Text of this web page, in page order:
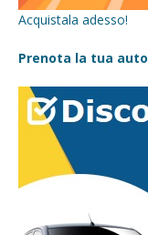
Acquistala adesso!
Prenota la tua auto